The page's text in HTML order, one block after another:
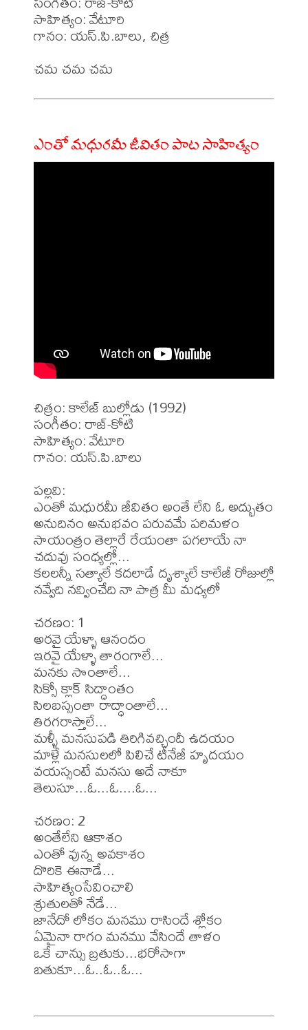
సాహిత్యం: వేటూరి
గానం: యస్.పి.బాలు, చిత్ర
ఎంతో మధురమీ జీవితం పాట సాహిత్యం
చిత్రం: కాలేజ్ బుల్లోడు (1992)
సంగీతం: రాజ్-కోటి
సాహిత్యం: వేటూరి
గానం: యస్.పి.బాలు
పల్లవి:
ఎంతో మధురమీ జీవితం అంతే లేని ఓ అద్భుతం
అనుదినం అనుభవం పరువమే పరిమళం
సాయంత్రం తెల్లారే రేయంతా పగలాయే నా
చదువు సంధ్యల్లో...
కలలన్నీ సత్యాలే కదలాడే దృశ్యాలే కాలేజీ రోజుల్లో
నవ్వేది నవ్వించేది నా పాత్ర మీ మధ్యలో
చరణం: 1
అరవై యేళ్ళా ఆనందం
ఇరవై యేళ్ళా తారంగాలే...
మనకు సొంతాలే...
సిక్సో క్లాక్ సిద్ధాంతం
సిలబస్సంతా రాద్ధాంతాలే...
తిరగరాస్తాలే...
మళ్ళీ మనసుపడి తిరిగివచ్చిందీ ఉదయం
మాళ్లే మనసులలో పిలిచే టీనేజీ హృదయం
వయస్సంటే మనసు అదే నాకూ
తెలుసూ...ఓ...ఓ....ఓ...
చరణం: 2
అంతేలేని ఆకాశం
ఎంతో వున్న అవకాశం
దొరికె ఈనాడే...
సాహిత్యంసేవించాలి
శ్రుతులతో నేడే...
జానేదో లోకం మనము రాసిందే శ్లోకం
ఏమైనా రాగం మనము వేసిందే తాళం
ఒకే చాన్సు బ్రతుకు...భరోసాగా
బతుకూ...ఓ..ఓ..ఓ...